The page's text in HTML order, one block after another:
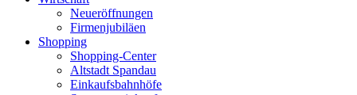
Neueröffnungen
Firmenjubiläen
Shopping
Shopping-Center
Altstadt Spandau
Einkaufsbahnhöfe